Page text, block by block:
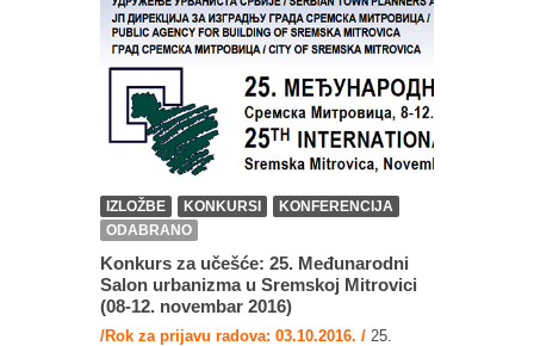
IZLOŽBE KONKURSI
KONFERENCIJA
ODABRANO
Konkurs za učešće: 25. Međunarodni
Salon urbanizma u Sremskoj Mitrovici
(08-12. novembar 2016)
/Rok za prijavu radova: 03.10.2016. / 25.